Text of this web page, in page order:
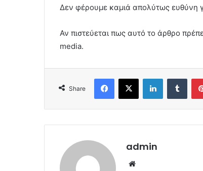
Δεν φέρουμε καμιά απολύτως ευθύνη
Αν πιστεύεται πως αυτό το άρθρο
media.
Share
Facebook
X LinkedIn
admin